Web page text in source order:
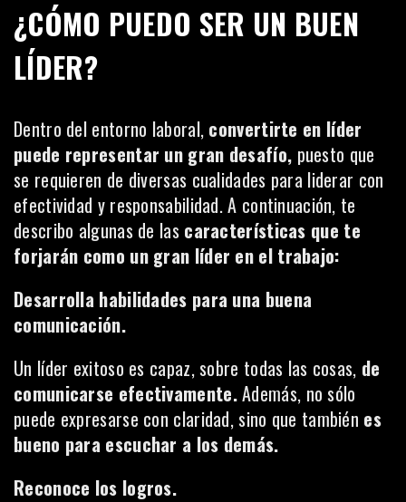
¿CÓMO PUEDO SER UN BUEN
LÍDER?
Dentro del entorno laboral, convertirte en líder
puede representar un gran desafío, puesto que
se requieren de diversas cualidades para liderar con
efectividad y responsabilidad. A continuación, te
describo algunas de las características que te
forjarán como un gran líder en el trabajo:
Desarrolla habilidades para una buena
comunicación.
Un líder exitoso es capaz, sobre todas las cosas, de
comunicarse efectivamente.Además, no sólo
puede expresarse con claridad, sino que también es
bueno para escuchar a los demás.
Reconoce los logros.